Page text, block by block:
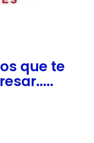
que te